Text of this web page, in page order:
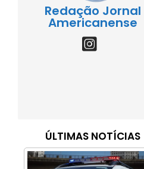
Redação Jornal
Americanense
ÚLTIMAS NOTÍCIAS